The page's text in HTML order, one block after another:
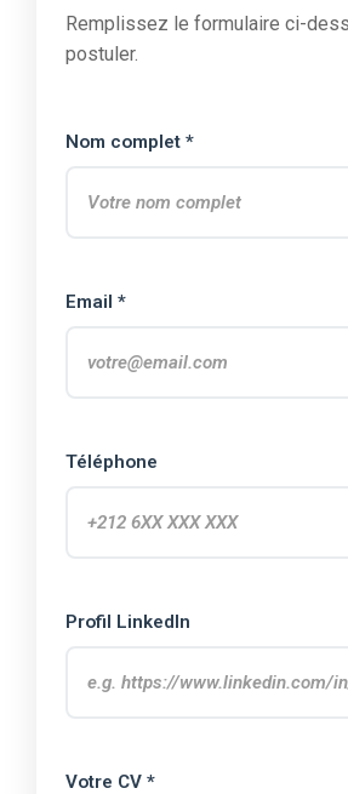
Remplissez le formulaire ci-
postuler.
Nom complet *
Email *
Téléphone
Profil LinkedIn
Votre CV *